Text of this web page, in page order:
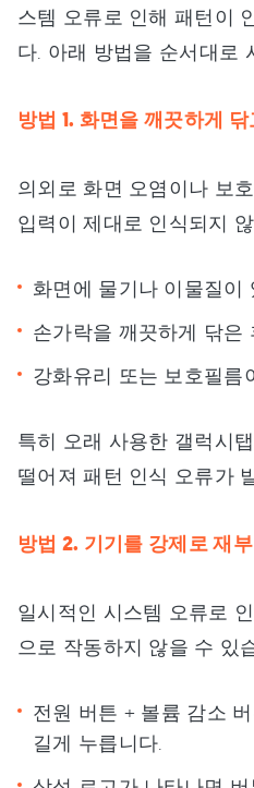
스템 오류로 인해 패턴이
다. 아래 방법을 순서대로
방법 1. 화면을 깨끗하게
의외로 화면 오염이나 보
입력이 제대로 인식되지
화면에 물기나 이물질이
손가락을 깨끗하게 닦은
강화유리 또는 보호필름
특히 오래 사용한 갤럭시
떨어져 패턴 인식 오류가
방법 2. 기기를 강제로 재
일시적인 시스템 오류로
으로 작동하지 않을 수 있
전원 버튼 + 볼륨 감소
길게 누릅니다.